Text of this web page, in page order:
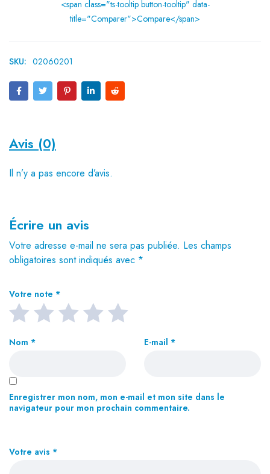
<span class="ts-tooltip button-tooltip" data-
title="Comparer">Compare</span>
SKU: 02060201
Avis (0)
Il n’y a pas encore d’avis.
Écrire un avis
Votre adresse e-mail ne sera pas publiée. Les champs
obligatoires sont indiqués avec *
Votre note *
Votre avis *
Nom * E-mail *
Enregistrer mon nom, mon e-mail et mon site dans le
navigateur pour mon prochain commentaire.